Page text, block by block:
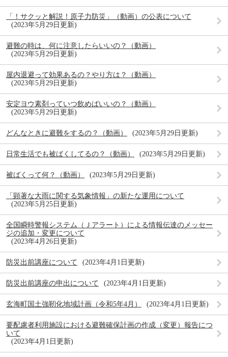
「！サクッと解説！原子力防災」（動画）の公表について
2023年5月29日更新
避難の時は、何に注意したらいいの？（動画）
2023年5月29日更新
屋内退避って効果あるの？やり方は？（動画）
2023年5月29日更新
安定ヨウ素剤っていつ飲めばいいの？（動画）
2023年5月29日更新
どんなときに避難をするの？（動画） 2023年5月29日更新
日常生活でも被ばくしてるの？（動画） 2023年5月29日更新
被ばくって何？（動画） 2023年5月29日更新
「顕著な大雨に関する気象情報」の新たな運用について
2023年5月25日更新
全国瞬時警報システム（Ｊアラート）による情報伝達のメッセー
ジの追加・変更について
2023年4月26日更新
防災出前講座について 2023年4月1日更新
防災出前講座の申出について 2023年4月1日更新
玄海町国土強靭化地域計画（令和5年4月） 2023年4月1日更新
要配慮者利用施設における避難確保計画の作成（変更）報告につ
いて
2023年4月1日更新